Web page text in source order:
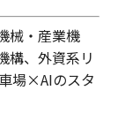
械・産業機
構、外資系リ
場×AIのスタ